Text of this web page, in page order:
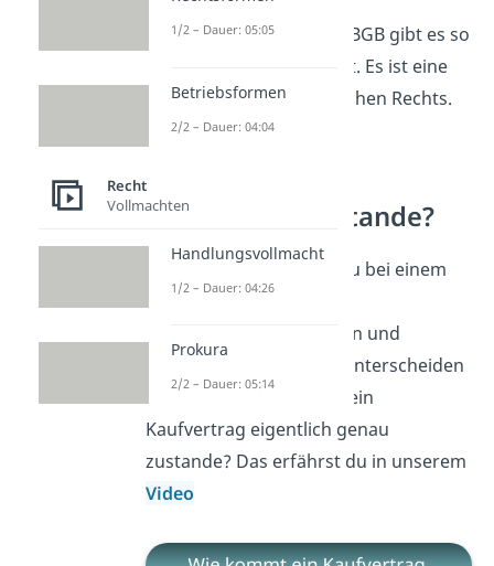
Abstraktionsprinzip des BGB gibt es so
in anderen Ländern nicht. Es ist eine
Besonderheit des Deutschen Rechts.
Wie kommt ein
Kaufvertrag zustande?
Du hast gesehen, dass du bei einem
Kaufvertrag
Verpflichtungsgeschäften und
Verfügungsgeschäften unterscheiden
musst. Aber wie kommt ein
Kaufvertrag eigentlich genau
zustande? Das erfährst du in unserem
Video
1/2 – Dauer: 05:05
Betriebsformen
2/2 – Dauer: 04:04
Recht
Vollmachten
Handlungsvollmacht
1/2 – Dauer: 04:26
Prokura
2/2 – Dauer: 05:14